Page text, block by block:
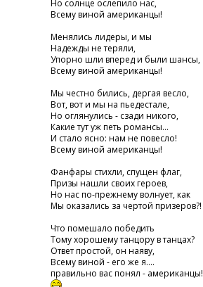
Но солнце ослепило нас,
Всему виной американцы!
Менялись лидеры, и мы
Надежды не теряли,
Упорно шли вперед и были шансы,
Всему виной американцы!
Мы честно бились, дергая весло,
Вот, вот и мы на пьедестале,
Но оглянулись - сзади никого,
Какие тут уж петь романсы...
И стало ясно: нам не повесло!
Всему виной американцы!
Фанфары стихли, спущен флаг,
Призы нашли своих героев,
Но нас по-прежнему волнует, как
Мы оказались за чертой призеров?!
Что помешало победить
Тому хорошему танцору в танцах?
Ответ простой, он наяву,
Всему виной - его же я....
правильно вас понял - американцы!